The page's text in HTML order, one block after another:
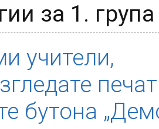
за 1.
учители,
бутона